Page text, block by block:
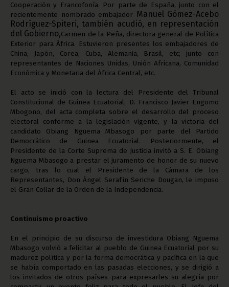
Cooperación y Francofonía. Por parte de España, junto con el
recientemente nombrado embajador Manuel Gómez-Acebo
Rodríguez-Spiteri, también acudió, en representación
del Gobierno,Carmen de la Peña, directora general de Política
Exterior para África. Estuvieron presentes los embajadores de
China, Japón, Corea, Cuba, Alemania, Brasil, etc; junto con
representantes de Naciones Unidas, Unión Africana, Comunidad
Económica y Monetaria del África Central, etc.
El acto se inició con la lectura del Presidente del Tribunal
Constitucional de Guinea Ecuatorial, D. Francisco Javier Engomo
Mbogono, del acta completa sobre el desarrollo del proceso
electoral conforme a la legislación vigente, y la victoria del
candidato Obiang Nguema Mbasogo por parte del Partido
Democrático de Guinea Ecuatorial. Posteriormente, el
Presidente de la Corte Suprema de Justicia invitó a S. E. Obiang
Nguema Mbasogo a prestar el juramento de honor de su nuevo
cargo, tras lo cual el Presidente de la Cámara de los
Representantes, Don Ángel Serafín Seriche Dougan, le impuso
el Gran Collar de la Orden de la Independencia.
Continuismo proactivo
En el principio de su discurso de investidura Obiang Nguema
Mbasogo volvió a felicitar al pueblo de Guinea Ecuatorial por su
madurez política y por la forma democrática y pacífica en la que
se había comportado en las pasadas elecciones, y se dirigió a
los invitados de otros países para expresarles su alegría por